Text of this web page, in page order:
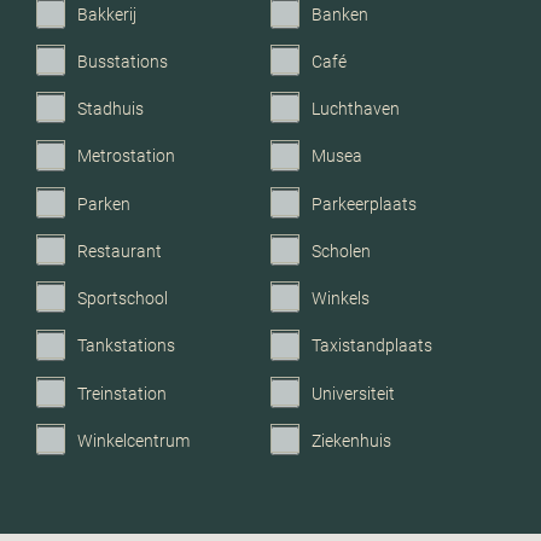
Parkeerfaciliteiten
Garage Geen garage
Bakkerij Banken
Busstations Café
Stadhuis Luchthaven
Metrostation Musea
Parken Parkeerplaats
Restaurant Scholen
Sportschool Winkels
Tankstations Taxistandplaats
Treinstation Universiteit
Winkelcentrum Ziekenhuis